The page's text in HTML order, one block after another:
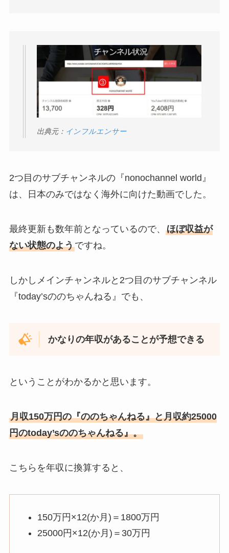
出典元： インフルエンサー
2つ目のサブチャンネルの『nonochannel world』
は、日本のみではなく海外に向けた動画でした。
最終更新も数年前となっているので、 ほぼ収益が
ない状態のようですね。
しかしメインチャンネルと2つ目のサブチャンネル
『today’sののちゃんねる』でも、
かなりの年収があることが予想できる
ということがわかるかと思います。
月収150万円の『ののちゃんねる』と月収約25000
円のtoday’sののちゃんねる』。
こちらを年収に換算すると、
150万円×12(か月)＝1800万円
25000円×12(か月)＝30万円